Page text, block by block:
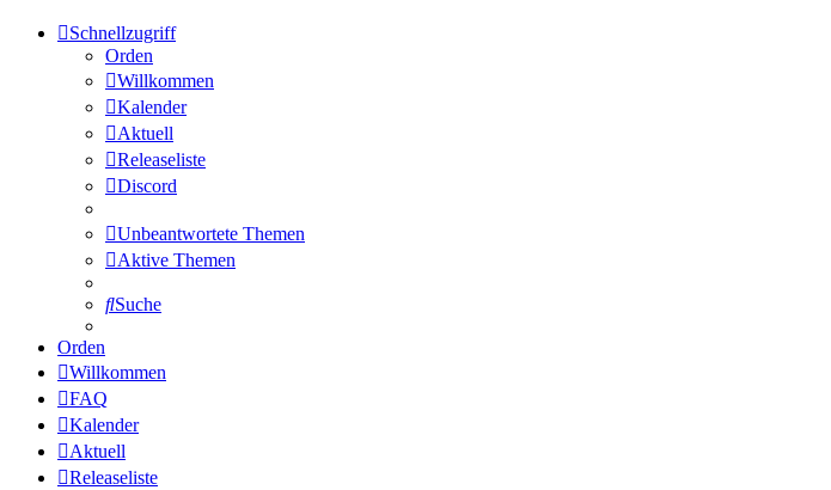
Schnellzugriff
Orden
Willkommen
Kalender
Aktuell
Releaseliste
Discord
Unbeantwortete Themen
Aktive Themen
Suche
Orden
Willkommen
FAQ
Kalender
Aktuell
Releaseliste